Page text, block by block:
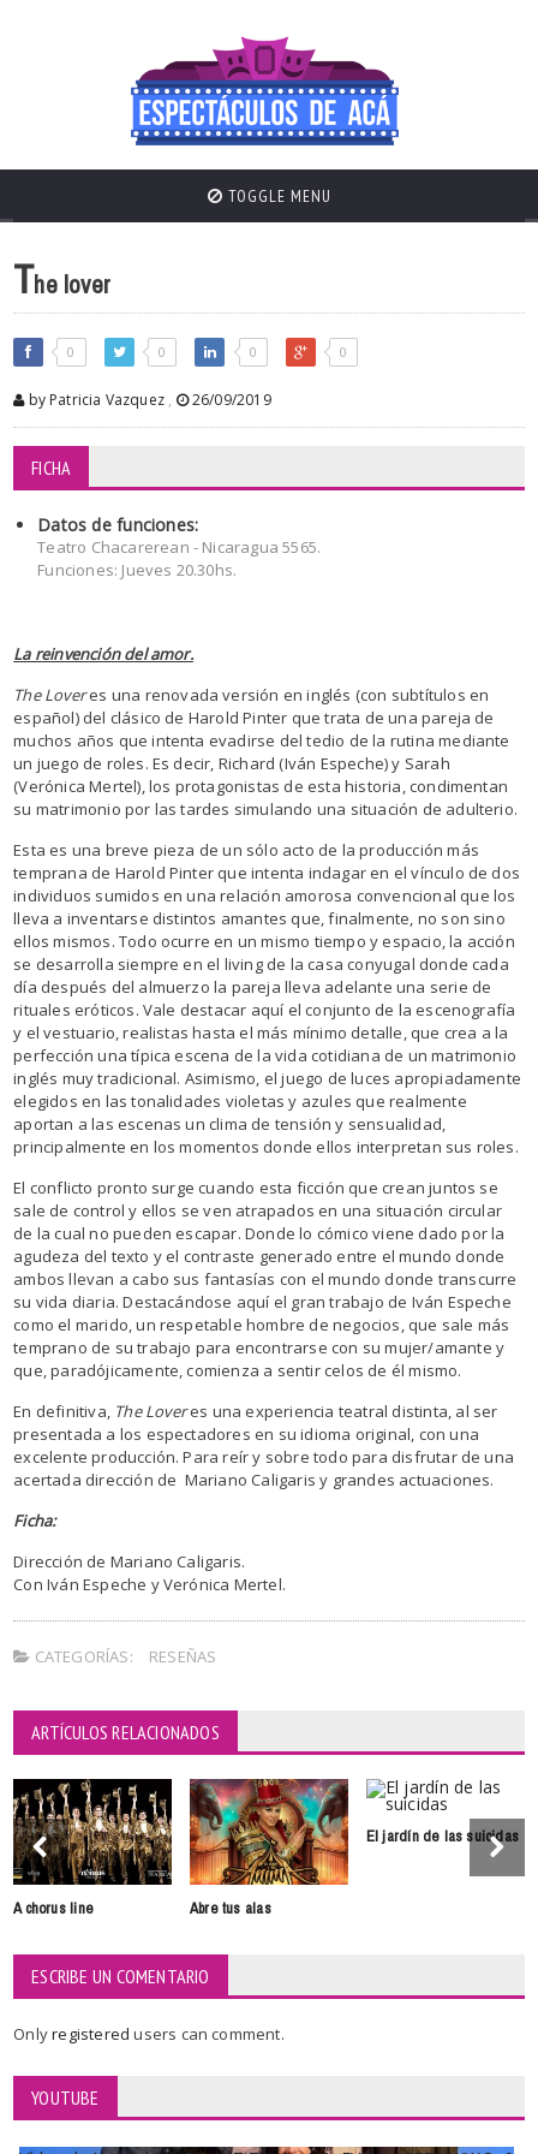
TOGGLE MENU
The lover
0 0 0 0
by Patricia Vazquez , 26/09/2019
FICHA
Datos de funciones:
Teatro Chacarerean - Nicaragua 5565.
Funciones: Jueves 20.30hs.
La reinvención del amor.
The Loveres una renovada versión en inglés (con subtítulos en
español) del clásico de Harold Pinter que trata de una pareja de
muchos años que intenta evadirse del tedio de la rutina mediante
un juego de roles. Es decir, Richard (Iván Espeche) y Sarah
(Verónica Mertel), los protagonistas de esta historia, condimentan
su matrimonio por las tardes simulando una situación de adulterio.
Esta es una breve pieza de un sólo acto de la producción más
temprana de Harold Pinter que intenta indagar en el vínculo de dos
individuos sumidos en una relación amorosa convencional que los
lleva a inventarse distintos amantes que, finalmente, no son sino
ellos mismos. Todo ocurre en un mismo tiempo y espacio, la acción
se desarrolla siempre en el living de la casa conyugal donde cada
día después del almuerzo la pareja lleva adelante una serie de
rituales eróticos. Vale destacar aquí el conjunto de la escenografía
y el vestuario, realistas hasta el más mínimo detalle, que crea a la
perfección una típica escena de la vida cotidiana de un matrimonio
inglés muy tradicional. Asimismo, el juego de luces apropiadamente
elegidos en las tonalidades violetas y azules que realmente
aportan a las escenas un clima de tensión y sensualidad,
principalmente en los momentos donde ellos interpretan sus roles.
El conflicto pronto surge cuando esta ficción que crean juntos se
sale de control y ellos se ven atrapados en una situación circular
de la cual no pueden escapar. Donde lo cómico viene dado por la
agudeza del texto y el contraste generado entre el mundo donde
ambos llevan a cabo sus fantasías con el mundo donde transcurre
su vida diaria. Destacándose aquí el gran trabajo de Iván Espeche
como el marido, un respetable hombre de negocios, que sale más
temprano de su trabajo para encontrarse con su mujer/amante y
que, paradójicamente, comienza a sentir celos de él mismo.
En definitiva, The Loveres una experiencia teatral distinta, al ser
presentada a los espectadores en su idioma original, con una
excelente producción. Para reír y sobre todo para disfrutar de una
acertada dirección de Mariano Caligaris y grandes actuaciones.
Ficha:
Dirección de Mariano Caligaris.
Con Iván Espeche y Verónica Mertel.
CATEGORÍAS: RESEÑAS
ARTÍCULOS RELACIONADOS
A chorus line Abre tus alas
El jardín de las suicidas
ESCRIBE UN COMENTARIO
Onlyregisteredusers can comment.
YOUTUBE